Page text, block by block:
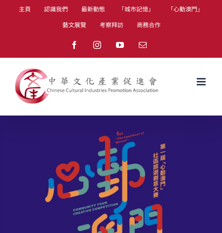
主頁 認識我們 最新動態 「城市記憶」
「心動澳門」
藝文展覽
考察拜訪 商務合作
FacebookInstagramYouTubeEmail